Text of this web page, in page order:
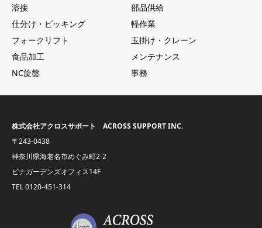
溶接
部品供給
仕分け・ピッキング
軽作業
フォークリフト
玉掛け・クレーン
食品加工
メンテナンス
NC旋盤
事務
株式会社アクロスサポート ACROSS SUPPORT INC.
〒243-0438
神奈川県海老名市めぐみ町2-2
ビナガーデンズオフィス14F
TEL0120-451-314